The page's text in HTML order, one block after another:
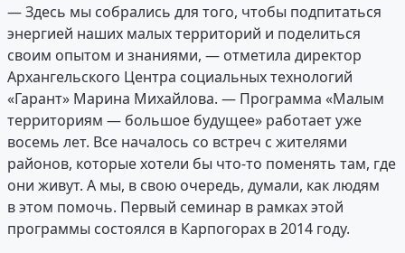
— Здесь мы собрались для того, чтобы подпитаться
энергией наших малых территорий и поделиться
своим опытом и знаниями, — отметила директор
Архангельского Центра социальных технологий
«Гарант» Марина Михайлова. — Программа «Малым
территориям — большое будущее» работает уже
восемь лет. Все началось со встреч с жителями
районов, которые хотели бы что-то поменять там, где
они живут. А мы, в свою очередь, думали, как людям
в этом помочь. Первый семинар в рамках этой
программы состоялся в Карпогорах в 2014 году.